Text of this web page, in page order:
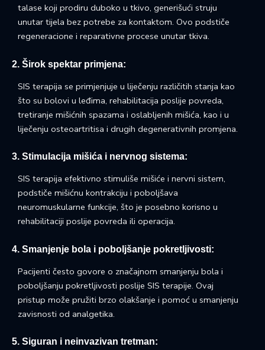
talase koji prodiru duboko u tkivo, generišući struju
unutar tijela bez potrebe za kontaktom. Ovo podstiče
regeneracione i reparativne procese unutar tkiva.
2. Širok spektar primjena:
SIS terapija se primjenjuje u liječenju različitih stanja kao
što su bolovi u leđima, rehabilitacija poslije povreda,
tretiranje mišićnih spazama i oslabljenih mišića, kao i u
liječenju osteoartritisa i drugih degenerativnih promjena.
3. Stimulacija mišića i nervnog sistema:
SIS terapija efektivno stimuliše mišiće i nervni sistem,
podstiče mišićnu kontrakciju i poboljšava
neuromuskularne funkcije, što je posebno korisno u
rehabilitaciji poslije povreda ili operacija.
4. Smanjenje bola i poboljšanje pokretljivosti:
Pacijenti često govore o značajnom smanjenju bola i
poboljšanju pokretljivosti poslije SIS terapije. Ovaj
pristup može pružiti brzo olakšanje i pomoć u smanjenju
zavisnosti od analgetika.
5. Siguran i neinvazivan tretman: